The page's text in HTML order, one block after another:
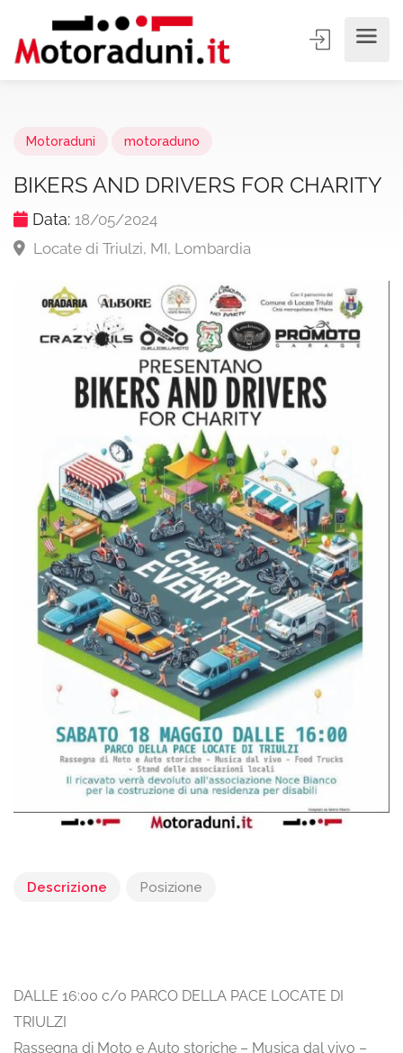
Motoraduni motoraduno
BIKERS AND DRIVERS FOR CHARITY
Data: 18/05/2024
Locate di Triulzi, MI, Lombardia
Descrizione Posizione
DALLE 16:00 c/o PARCO DELLA PACE LOCATE DI
TRIULZI
Rassegna di Moto e Auto storiche – Musica dal vivo –